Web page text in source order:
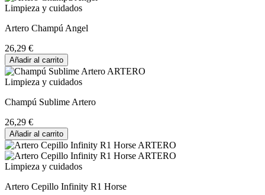
Limpieza y cuidados
Artero Champú Angel
26,29 €
Añadir al carrito
Limpieza y cuidados
Champú Sublime Artero
26,29 €
Añadir al carrito
Limpieza y cuidados
Artero Cepillo Infinity R1 Horse